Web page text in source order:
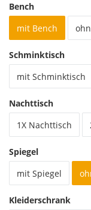
Bench
mit Bench
Schminktisch
mit Schminktisch
Nachttisch
1X Nachttisch
Spiegel
mit Spiegel
Kleiderschrank